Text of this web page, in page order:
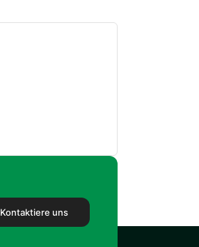
Kontaktiere uns